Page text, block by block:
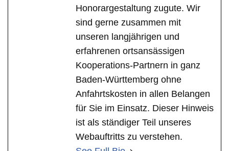
Honorargestaltung zugute. Wir
sind gerne zusammen mit
unseren langjährigen und
erfahrenen ortsansässigen
Kooperations-Partnern in ganz
Baden-Württemberg ohne
Anfahrtskosten in allen Belangen
für Sie im Einsatz. Dieser Hinweis
ist als ständiger Teil unseres
Webauftritts zu verstehen.